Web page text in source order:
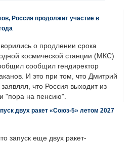
Россия продолжит участие в
о продлении срока
космической станции (МКС)
сообщил гендиректор
И это при том, что Дмитрий
что Россия выходит из
"пора на пенсию".
двух ракет «Союз-5» летом 2027
запуск еще двух ракет-